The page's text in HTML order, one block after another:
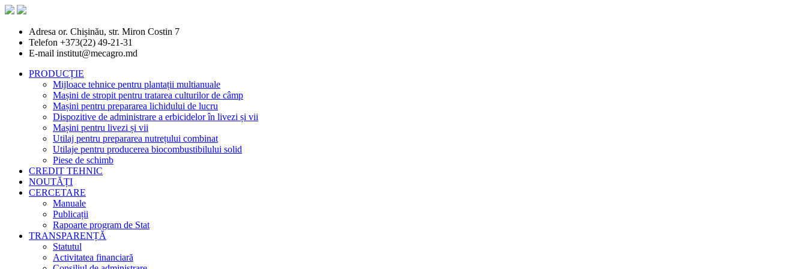
Adresa or. Chișinău, str. Miron Costin 7
Telefon +373(22) 49-21-31
E-mail institut@mecagro.md
PRODUCȚIE
Mijloace tehnice pentru plantații multianuale
Mașini de stropit pentru tratarea culturilor de câmp
Mașini pentru prepararea lichidului de lucru
Dispozitive de administrare a erbicidelor în livezi și vii
Mașini pentru livezi și vii
Utilaj pentru prepararea nutrețului combinat
Utilaje pentru producerea biocombustibilului solid
Piese de schimb
CREDIT TEHNIC
NOUTĂȚI
CERCETARE
Manuale
Publicații
Rapoarte program de Stat
TRANSPARENȚĂ
Statutul
Activitatea financiară